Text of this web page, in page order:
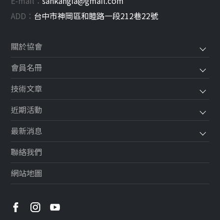
ADD： 台中市神岡區和睦路一段212巷22號
關於協會
會員名冊
技術文章
近期活動
最新消息
聯絡我們
網站地圖